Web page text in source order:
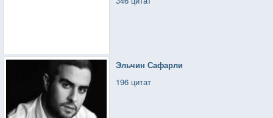
Эльчин Сафарли
196 цитат